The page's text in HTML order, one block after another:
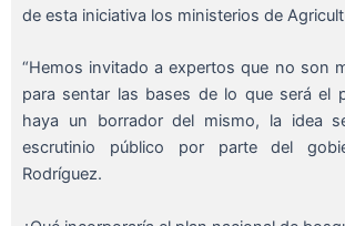
de esta iniciativa los ministerios de
“Hemos invitado a expertos que no son
para sentar las bases de lo que será el
haya un borrador del mismo, la idea
escrutinio público por parte del
Rodríguez.